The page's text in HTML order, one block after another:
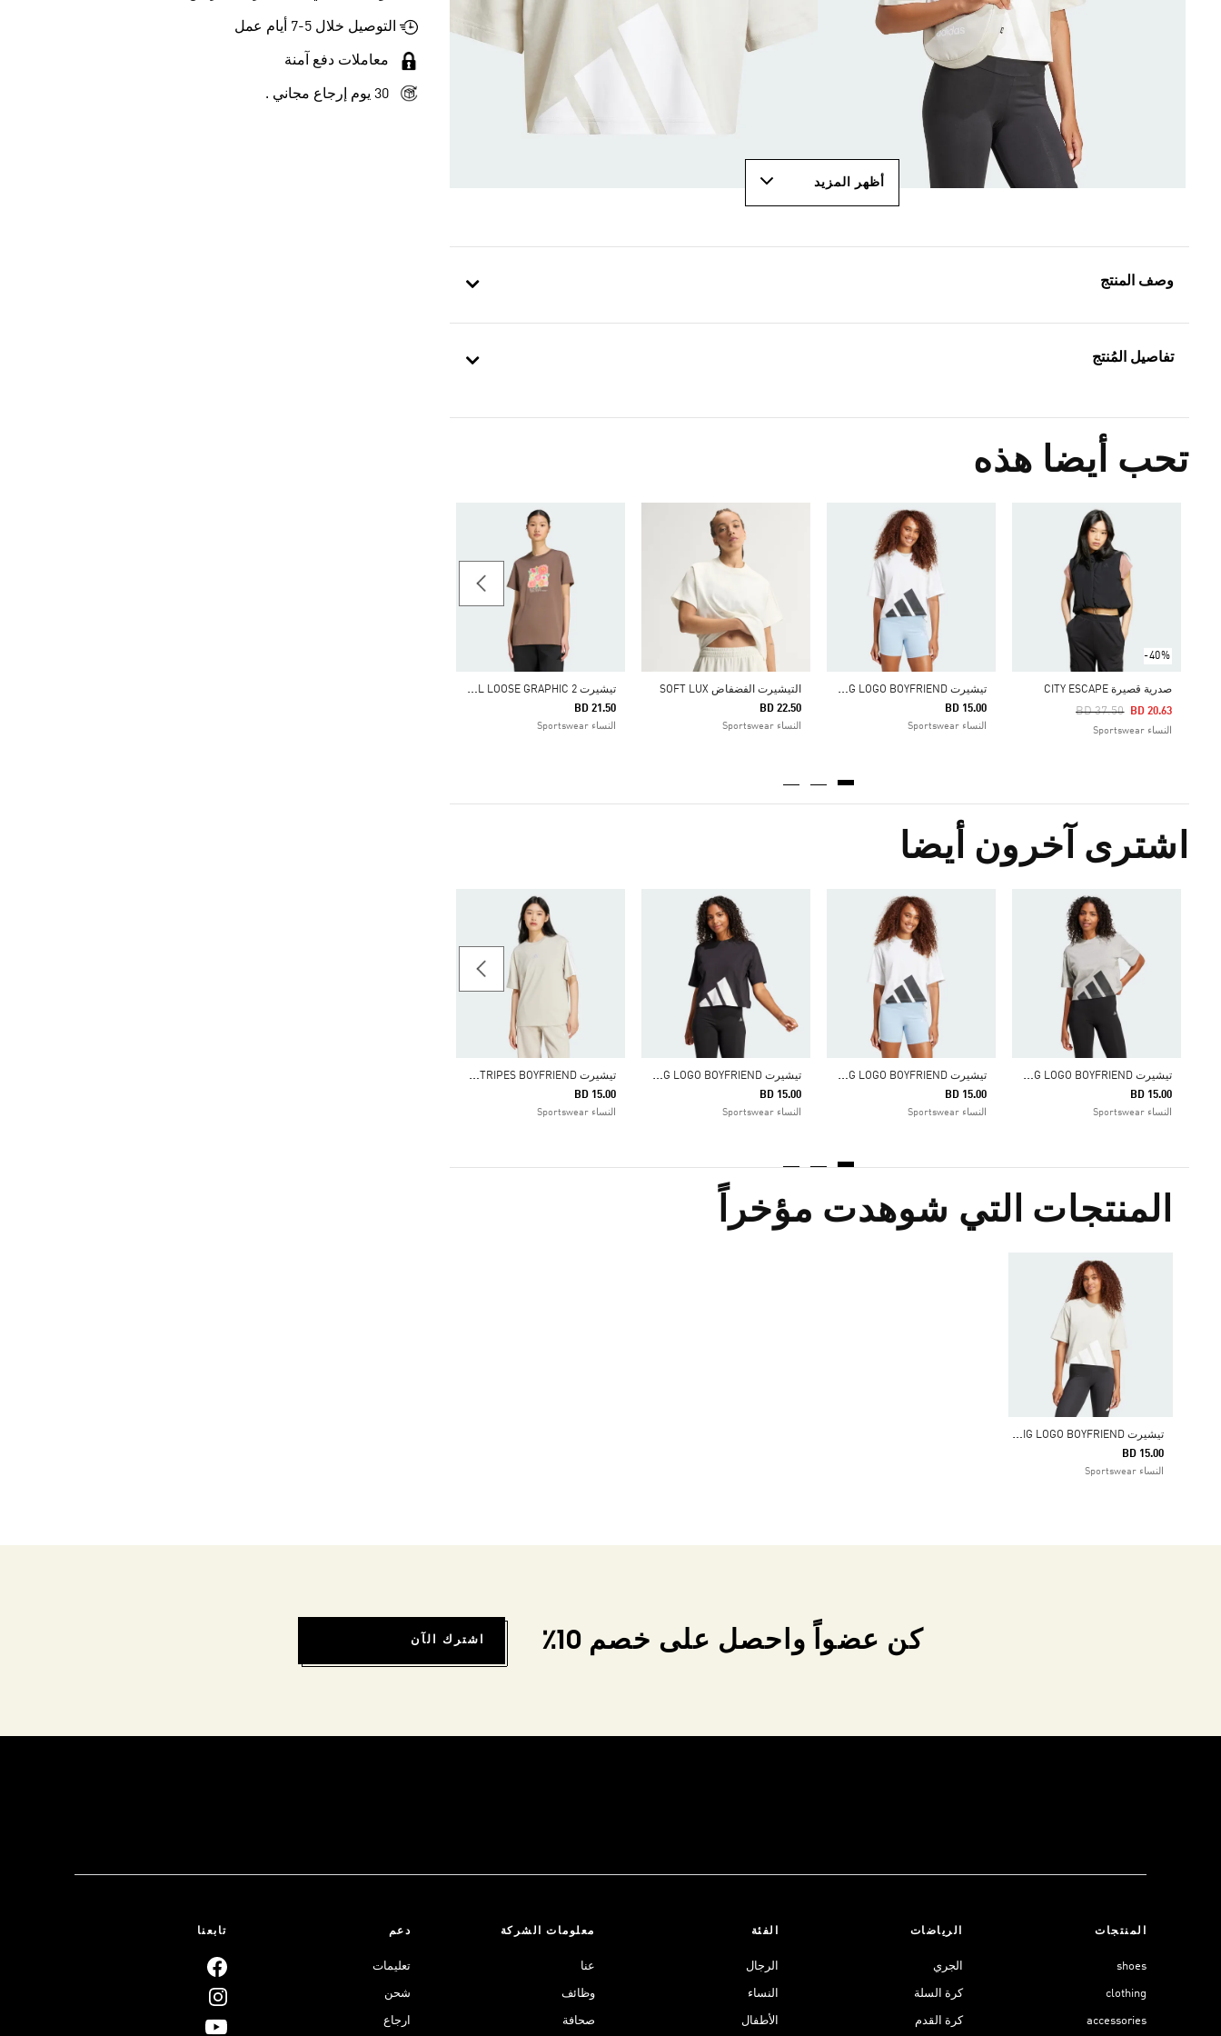
أظهر المزيد
وصف المنتج
تفاصيل المُنتج
تحب أيضا هذه
-40%
صدرية قصيرة CITY ESCAPE
Price Reduced From
BD 37.50
To BD 20.63
النساء Sportswear
ت
يشيرت ESSENTIALS BIG LOGO BOYFRIEND
BD 15.00
النساء Sportswear
التيشيرت الفضفاض SOFT LUX
BD 22.50
النساء Sportswear
ت
يشيرت FLORAL LOOSE GRAPHIC 2
BD 21.50
النساء Sportswear
اشترى آخرون أيضا
ت
يشيرت ESSENTIALS BIG LOGO BOYFRIEND
BD 15.00
النساء Sportswear
ت
يشيرت ESSENTIALS BIG LOGO BOYFRIEND
BD 15.00
النساء Sportswear
ت
يشيرت ESSENTIALS BIG LOGO BOYFRIEND
BD 15.00
النساء Sportswear
ت
يشيرت ESSENTIALS 3-STRIPES BOYFRIEND
BD 15.00
النساء Sportswear
المنتجات التي شوهدت مؤخراً
ت
يشيرت ESSENTIALS BIG LOGO BOYFRIEND
BD 15.00
النساء Sportswear
التوصيل خلال 5-7 أيام عمل
معاملات دفع آمنة
30 يوم إرجاع مجاني .
كن عضواً واحصل على خصم 10٪ اشترك الآن
المنتجات
shoes
clothing
accessories
الرياضات
الجري
كرة السلة
كرة القدم
الفئة
الرجال
النساء
الأطفال
معلومات الشركة
عنا
وظائف
صحافة
دعم
تعليمات
شحن
ارجاع
تابعنا